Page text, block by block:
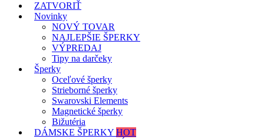
ZATVORIŤ
Novinky
NOVÝ TOVAR
NAJLEPŠIE ŠPERKY
VÝPREDAJ
Tipy na darčeky
Šperky
Oceľové šperky
Strieborné šperky
Swarovski Elements
Magnetické šperky
Bižutéria
DÁMSKE ŠPERKY HOT